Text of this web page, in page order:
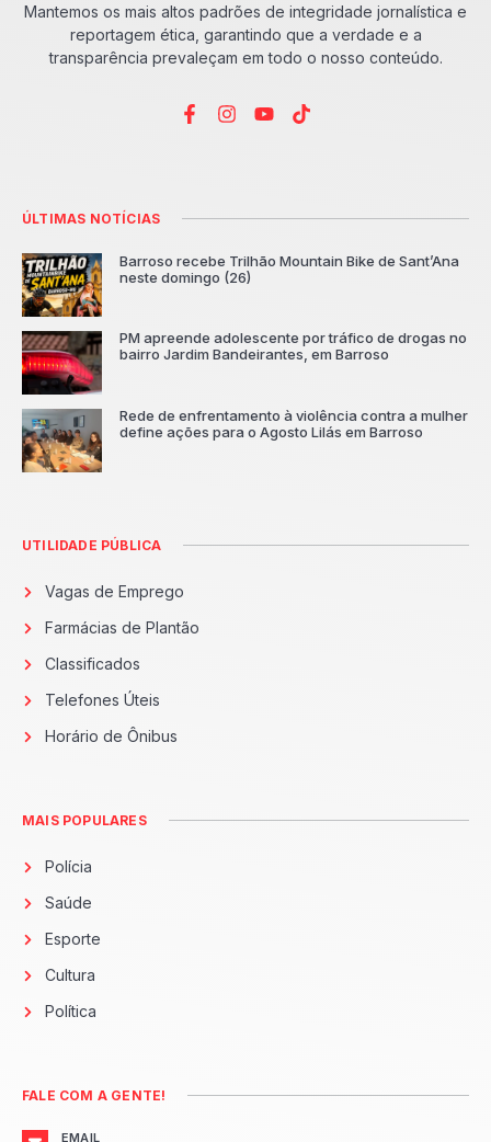
Mantemos os mais altos padrões de integridade jornalística e
reportagem ética, garantindo que a verdade e a
transparência prevaleçam em todo o nosso conteúdo.
ÚLTIMAS NOTÍCIAS
Barroso recebe Trilhão Mountain Bike de Sant’Ana
neste domingo (26)
PM apreende adolescente por tráfico de drogas no
bairro Jardim Bandeirantes, em Barroso
Rede de enfrentamento à violência contra a mulher
define ações para o Agosto Lilás em Barroso
UTILIDADE PÚBLICA
Vagas de Emprego
Farmácias de Plantão
Classificados
Telefones Úteis
Horário de Ônibus
MAIS POPULARES
Polícia
Saúde
Esporte
Cultura
Política
FALE COM A GENTE!
EMAIL